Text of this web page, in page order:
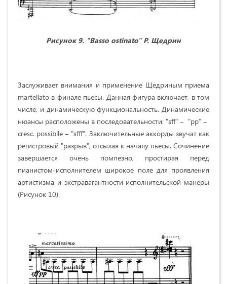
Рисунок 9. "Basso ostinato" Р. Щедрин
Заслуживает внимания и применение Щедриным приема
martellato в финале пьесы. Данная фигура включает, в том
числе, и динамическую функциональность. Динамические
нюансы расположены в последовательности: "sff" ‒ "pp" ‒
cresc. possibile ‒ "sfff". Заключительные аккорды звучат как
регистровый "разрыв", отсылая к началу пьесы. Сочинение
завершается очень помпезно, простирая перед
пианистом-исполнителем широкое поле для проявления
артистизма и экстравагантности исполнительской манеры
(Рисунок 10).